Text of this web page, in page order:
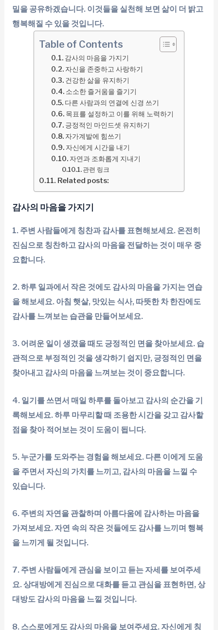
밀을 공유하겠습니다. 이것들을 실천해 보면 삶이 더 밝고
행복해질 수 있을 것입니다.
Table of Contents
감사의 마음을 가지기
자신을 존중하고 사랑하기
건강한 삶을 유지하기
소소한 즐거움을 즐기기
다른 사람과의 연결에 신경 쓰기
목표를 설정하고 이를 위해 노력하기
긍정적인 마인드셋 유지하기
자가계발에 힘쓰기
자신에게 시간을 내기
자연과 조화롭게 지내기
관련 링크
Related posts:
감사의 마음을 가지기
1. 주변 사람들에게 칭찬과 감사를 표현해보세요. 온전히
진심으로 칭찬하고 감사의 마음을 전달하는 것이 매우 중
요합니다.
2. 하루 일과에서 작은 것에도 감사의 마음을 가지는 연습
을 해보세요. 아침 햇살, 맛있는 식사, 따뜻한 차 한잔에도
감사를 느껴보는 습관을 만들어보세요.
3. 어려운 일이 생겼을 때도 긍정적인 면을 찾아보세요. 습
관적으로 부정적인 것을 생각하기 쉽지만, 긍정적인 면을
찾아내고 감사의 마음을 느껴보는 것이 중요합니다.
4. 일기를 쓰면서 매일 하루를 돌아보고 감사의 순간을 기
록해보세요. 하루 마무리할 때 조용한 시간을 갖고 감사할
점을 찾아 적어보는 것이 도움이 됩니다.
5. 누군가를 도와주는 경험을 해보세요. 다른 이에게 도움
을 주면서 자신의 가치를 느끼고, 감사의 마음을 느낄 수
있습니다.
6. 주변의 자연을 관찰하며 아름다움에 감사하는 마음을
가져보세요. 자연 속의 작은 것들에도 감사를 느끼며 행복
을 느끼게 될 것입니다.
7. 주변 사람들에게 관심을 보이고 듣는 자세를 보여주세
요. 상대방에게 진심으로 대화를 듣고 관심을 표현하면, 상
대방도 감사의 마음을 느낄 것입니다.
8. 스스로에게도 감사의 마음을 보여주세요. 자신에게 칭